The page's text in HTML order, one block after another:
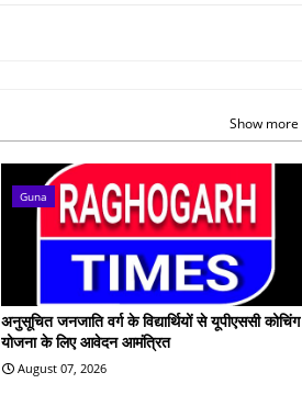
Show more
Guna
अनुसूचित जनजाति वर्ग के विद्यार्थियों से यूपीएससी कोचिंग
योजना के लिए आवेदन आमंत्रित
August 07, 2026